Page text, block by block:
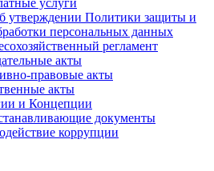
услуги
утверждении Политики защиты и
персональных данных
регламент
акты
правовые акты
акты
и Концепции
документы
коррупции